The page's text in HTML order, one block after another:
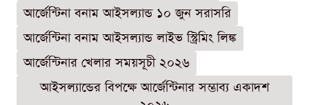
আর্জেন্টিনা বনাম আইসল্যান্ড ১০ জুন সরাসরি
আর্জেন্টিনা বনাম আইসল্যান্ড লাইভ স্ট্রিমিং লিঙ্ক
আর্জেন্টিনার খেলার সময়সূচী ২০২৬
আইসল্যান্ডের বিপক্ষে আর্জেন্টিনার সম্ভাব্য একাদশ